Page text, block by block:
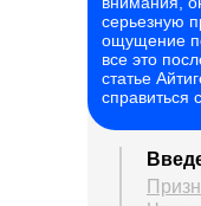
серьезную
ощущение
все это
статье
справиться